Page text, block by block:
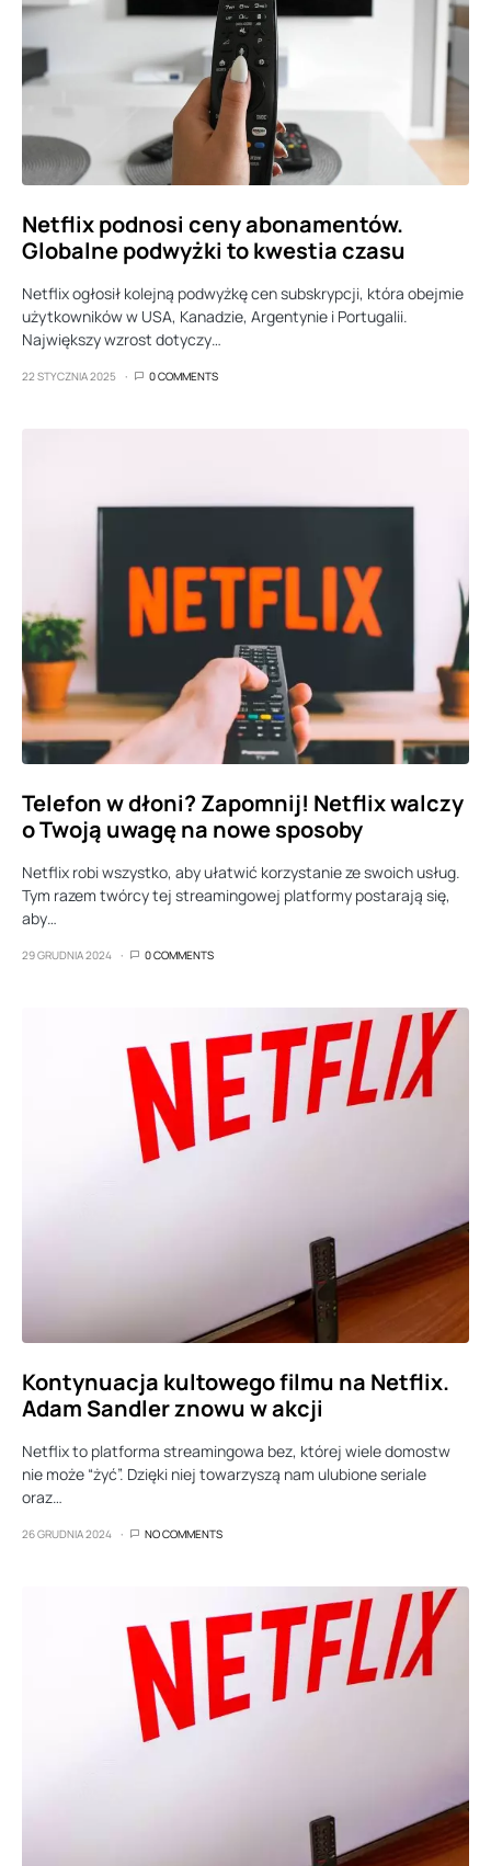
Netflix podnosi ceny abonamentów.
Globalne podwyżki to kwestia czasu
Netflix ogłosił kolejną podwyżkę cen subskrypcji, która obejmie
użytkowników w USA, Kanadzie, Argentynie i Portugalii.
Największy wzrost dotyczy…
22 STYCZNIA 2025 0 COMMENTS
Telefon w dłoni? Zapomnij! Netflix walczy
o Twoją uwagę na nowe sposoby
Netflix robi wszystko, aby ułatwić korzystanie ze swoich usług.
Tym razem twórcy tej streamingowej platformy postarają się,
aby…
29 GRUDNIA 2024 0 COMMENTS
Kontynuacja kultowego filmu na Netflix.
Adam Sandler znowu w akcji
Netflix to platforma streamingowa bez, której wiele domostw
nie może “żyć”. Dzięki niej towarzyszą nam ulubione seriale
oraz…
26 GRUDNIA 2024 NO COMMENTS